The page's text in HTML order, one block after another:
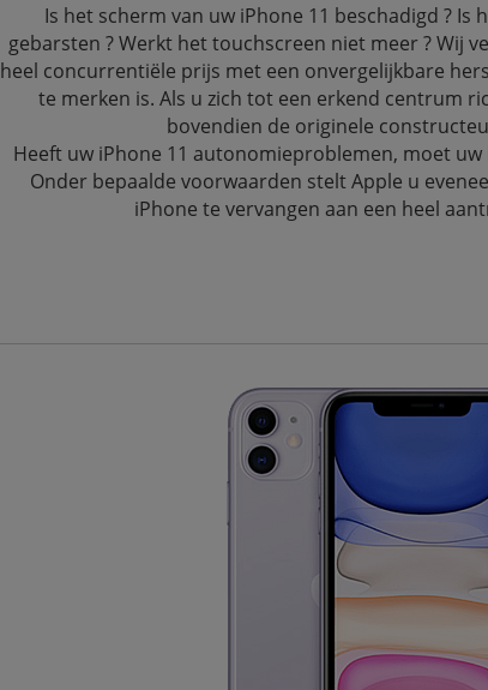
Is het scherm van uw iPhone 11 beschadigd ? Is
gebarsten ? Werkt het touchscreen niet meer ? Wij
heel concurrentiële prijs met een onvergelijkbare
te merken is. Als u zich tot een erkend centrum
bovendien de originele
Heeft uw iPhone 11 autonomieproblemen, moet
Onder bepaalde voorwaarden stelt Apple u
iPhone te vervangen aan een heel